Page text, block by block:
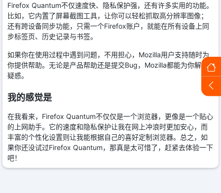
Firefox Quantum不仅速度快、隐私保护强，还有许多实用的功能。
比如，它内置了屏幕截图工具，让你可以轻松抓取高分辨率图像；
还有跨设备同步功能，只需一个Firefox账户，就能在所有设备上同
步标签页、历史记录与书签。
如果你在使用过程中遇到问题，不用担心，Mozilla用户支持随时为
你提供帮助。无论是产品帮助还是提交Bug，Mozilla都能为你解答
疑惑。
我的感觉是
在我看来，Firefox Quantum不仅仅是一个浏览器，更像是一个贴心
的上网助手。它的速度和隐私保护让我在网上冲浪时更加安心，而
丰富的个性化设置则让我能根据自己的喜好定制浏览器。总之，如
果你还没试过Firefox Quantum，那真是太可惜了，赶紧去体验一下
吧！